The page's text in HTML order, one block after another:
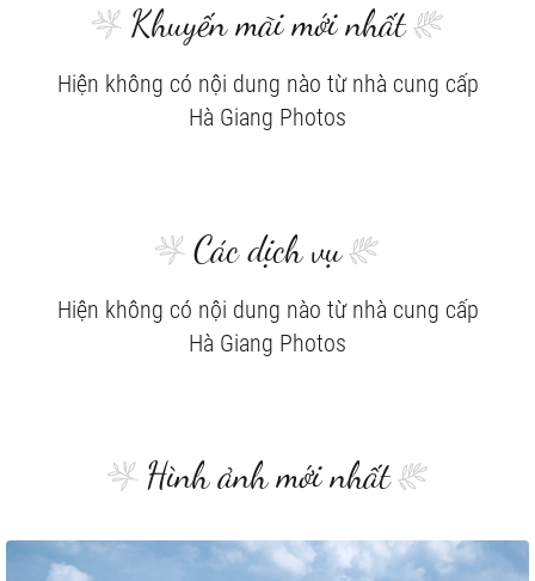
Khuyến mãi mới nhất
Hiện không có nội dung nào từ nhà cung cấp
Hà Giang Photos
Các dịch vụ
Hiện không có nội dung nào từ nhà cung cấp
Hà Giang Photos
Hình ảnh mới nhất